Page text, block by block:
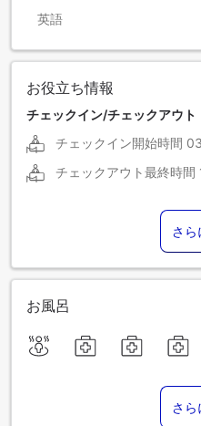
英語
お役立ち情報
チェックイン/チェックアウト
チェックイン開始時間
チェックアウト最終時間
さら
お風呂
さら